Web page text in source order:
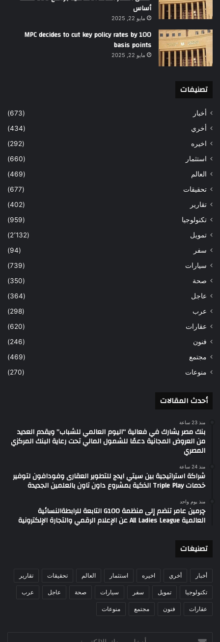
أساس
مايو 22, 2025
MPC decides to cut key policy rates by 100
basis points
مايو 22, 2025
تصنيفات
أخبار
(673)
أخري
(434)
اخيره
(292)
استثمار
(660)
العالم
(469)
تحقيقات
(677)
تقارير
(402)
تكنولوجيا
(959)
تمويل
(2٬132)
سفر
(94)
سيارات
(739)
صحة
(350)
عاجل
(364)
عرب
(298)
عقارات
(620)
فنون
(246)
مجتمع
(469)
منوعات
(270)
أحدث المقالات
منذ 23 ساعة
بنك مصر يشارك في فعالية “اليوم العالمي للشباب” ويقدم العديد
من العروض المجانية دعمًا للشمول المالي تحت رعاية البنك المركزي
المصري
منذ 24 ساعة
شراكة استراتيجية بين سيتي ايدج للتطوير العقارى وفودافون لتوفير
خدمات Triple Play الذكية بمشروع داون تاون بالعلمين الجديدة
منذ يوم واحد
چرمين عامر تنضم إلى منظمة G100 التابعة للرابطةالنسائية
العالمية All Ladies League عن الإعلام الرقمي والتجارة الإلكترونية
تصنيغات
أخبار أخري اخيره استثمار العالم تحقيقات تقارير
تكنولوجيا تمويل سفر سيارات صحة عاجل عرب
عقارات فنون مجتمع منوعات